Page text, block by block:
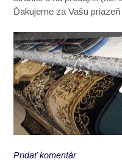
Ďakujeme za Vašu
Pridať komentár